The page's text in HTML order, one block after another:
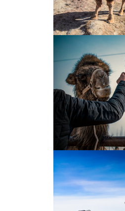
一只骆驼的笑容
帕米尔高原上的骆驼